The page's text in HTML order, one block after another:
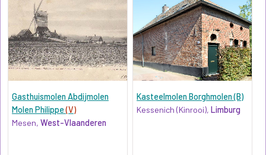
Gasthuismolen Abdijmolen
Molen Philippe(V)
Mesen, West-Vlaanderen
Kasteelmolen Borghmolen (B)
Kessenich (Kinrooi),Limburg